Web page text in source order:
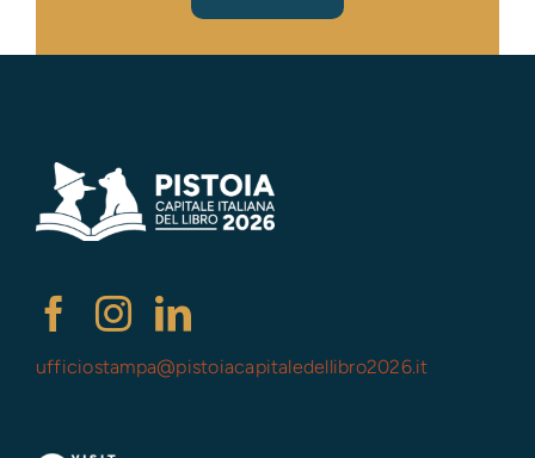
ufficiostampa@pistoiacapitaledellibro2026.it